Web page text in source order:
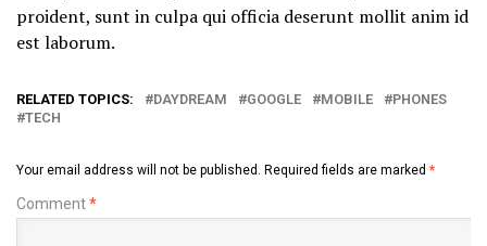
proident, sunt in culpa qui officia deserunt mollit anim id
est laborum.
RELATED TOPICS: DAYDREAM GOOGLE MOBILE
PHONES
TECH
Your email address will not be published. Required fields are marked *
Comment*